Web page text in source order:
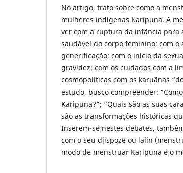
No artigo, trato sobre como a
mulheres indígenas Karipuna. A
ver com a ruptura da infância para
saudável do corpo feminino; com o
generificação; com o início da
gravidez; com os cuidados com a
cosmopolíticas com os karuãnas
estudo, busco compreender:
Karipuna?”; “Quais são as suas
são as transformações históricas
Inserem-se nestes debates,
com o seu djispoze ou lalin
modo de menstruar Karipuna e o